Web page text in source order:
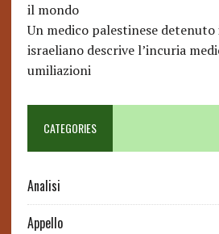
il mondo
Un medico palestinese
israeliano descrive l’incuria
umiliazioni
CATEGORIES
Analisi
Appello